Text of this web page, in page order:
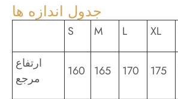
جدول اندازه ها
S M L XL
ارتفاع
مرجع
160 165 170 175